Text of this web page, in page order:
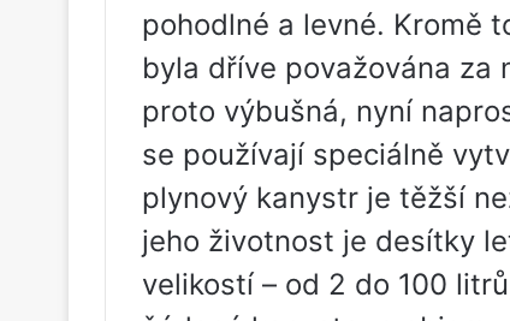
pohodlné a levné. Kromě
byla dříve považována za
proto výbušná, nyní
se používají speciálně
plynový kanystr je těžší
jeho životnost je desítky
velikostí – od 2 do 100